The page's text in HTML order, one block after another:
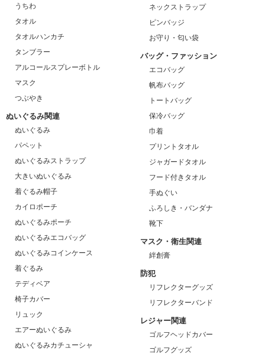
うちわ
タオル
タオルハンカチ
タンブラー
アルコールスプレーボトル
マスク
つぶやき
ぬいぐるみ関連
ぬいぐるみ
パペット
ぬいぐるみストラップ
大きいぬいぐるみ
着ぐるみ帽子
カイロポーチ
ぬいぐるみポーチ
ぬいぐるみエコバッグ
ぬいぐるみコインケース
着ぐるみ
テディベア
椅子カバー
リュック
エアーぬいぐるみ
ぬいぐるみカチューシャ
ネックストラップ
ピンバッジ
お守り・匂い袋
バッグ・ファッション
エコバッグ
帆布バッグ
トートバッグ
保冷バッグ
巾着
プリントタオル
ジャガードタオル
フード付きタオル
手ぬぐい
ふろしき・バンダナ
靴下
マスク・衛生関連
絆創膏
防犯
リフレクターグッズ
リフレクターバンド
レジャー関連
ゴルフヘッドカバー
ゴルフグッズ